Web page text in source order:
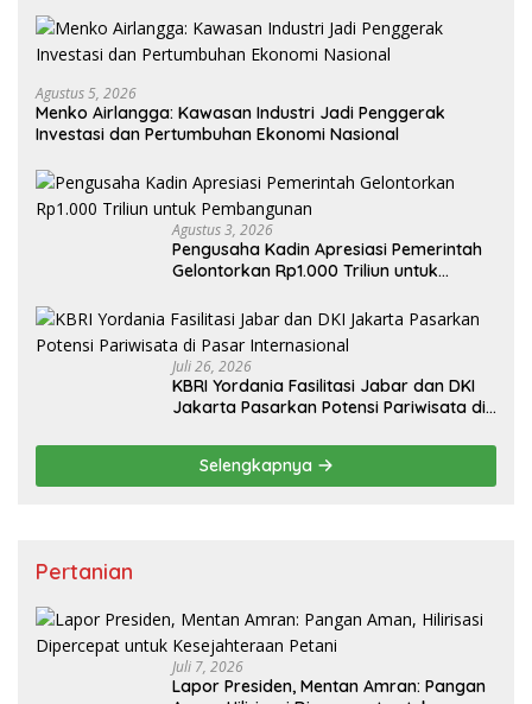
Agustus 5, 2026
Menko Airlangga: Kawasan Industri Jadi Penggerak
Investasi dan Pertumbuhan Ekonomi Nasional
Agustus 3, 2026
Pengusaha Kadin Apresiasi Pemerintah
Gelontorkan Rp1.000 Triliun untuk
Juli 26, 2026
KBRI Yordania Fasilitasi Jabar dan DKI
Jakarta Pasarkan Potensi Pariwisata di
Selengkapnya
Pertanian
Juli 7, 2026
Lapor Presiden, Mentan Amran: Pangan